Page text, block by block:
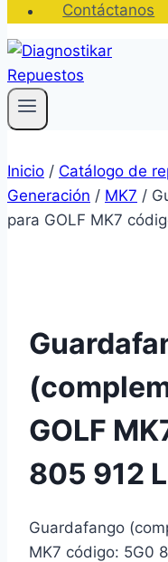
Contáctanos
Inicio / Catálogo de
Generación / MK7 /
para GOLF MK7
GOLF
805 912 L
Guardafango
MK7 código: 5G0